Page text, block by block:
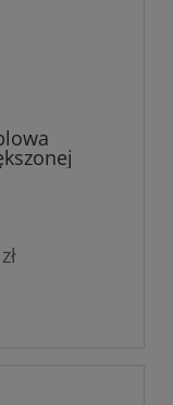
subst.
P)